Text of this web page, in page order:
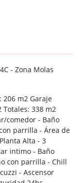
- Zona Molas
206 m2 Garaje
Totales: 338 m2
comedor - Baño
parrilla - Área de
Alta - 3
intimo - Baño
con parrilla - Chill
- Ascensor